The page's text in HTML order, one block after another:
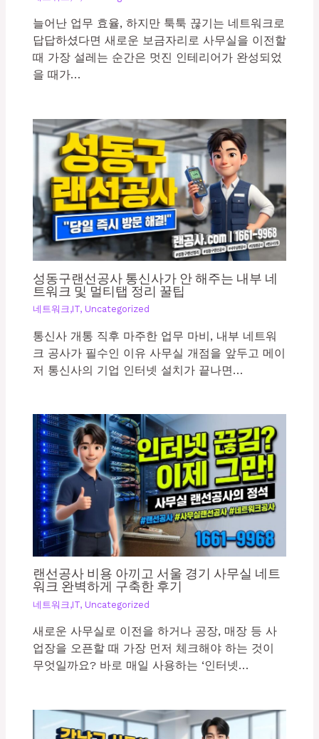
늘어난 업무 효율, 하지만 툭툭 끊기는 네트워크로
답답하셨다면 새로운 보금자리로 사무실을 이전할
때 가장 설레는 순간은 멋진 인테리어가 완성되었
을 때가…
성동구랜선공사 통신사가 안 해주는 내부 네
트워크 및 멀티탭 정리 꿀팁
네트워크,IT, Uncategorized
통신사 개통 직후 마주한 업무 마비, 내부 네트워
크 공사가 필수인 이유 사무실 개점을 앞두고 메이
저 통신사의 기업 인터넷 설치가 끝나면…
랜선공사 비용 아끼고 서울 경기 사무실 네트
워크 완벽하게 구축한 후기
네트워크,IT, Uncategorized
새로운 사무실로 이전을 하거나 공장, 매장 등 사
업장을 오픈할 때 가장 먼저 체크해야 하는 것이
무엇일까요? 바로 매일 사용하는 ‘인터넷…